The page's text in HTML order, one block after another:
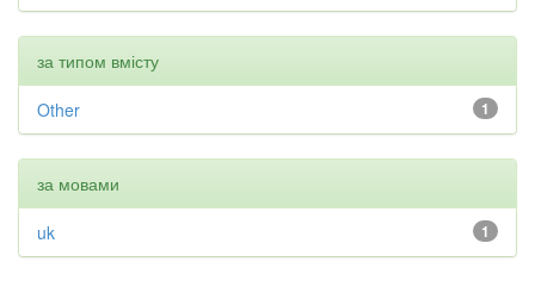
за типом вмісту
1
Other
за мовами
1
uk